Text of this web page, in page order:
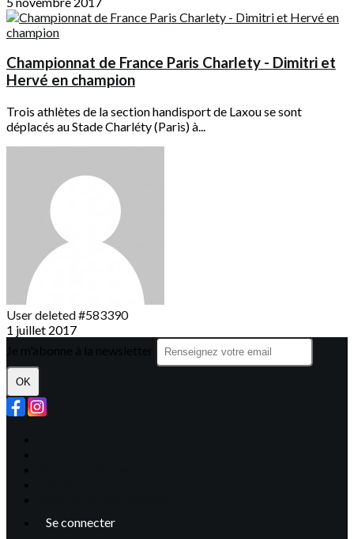
Championnat de France Paris Charlety - Dimitri et
Hervé en champion
Trois athlètes de la section handisport de Laxou se sont
déplacés au Stade Charléty (Paris) à...
User deleted #583390
1 juillet 2017
OK
Se connecter